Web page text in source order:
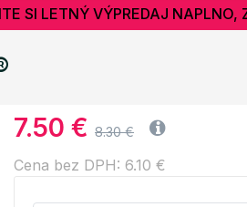
SI LETNÝ VÝPREDAJ
7.50 € 8.30 €
Cena bez DPH: 6.10 €